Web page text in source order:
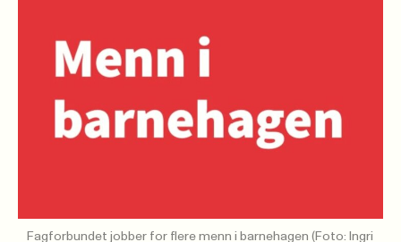
Fagforbundet jobber for flere menn i barnehagen (Foto: Ingri